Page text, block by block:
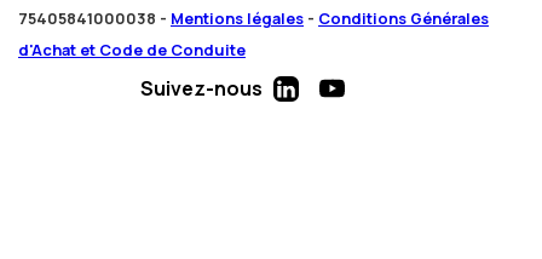
75405841000038 - Mentions légales - Conditions Générales
d'Achat et Code de Conduite
Suivez-nous